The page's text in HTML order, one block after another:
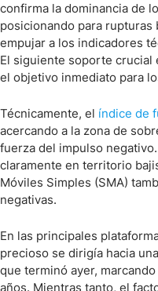
confirma la dominancia de
posicionando para
empujar a los indicadores
El siguiente soporte
el objetivo inmediato para
Técnicamente, el índice de
acercando a la zona de
fuerza del impulso negativo.
claramente en territorio
Móviles Simples (SMA)
negativas.
En las principales
precioso se dirigía hacia
que terminó ayer,
años. Mientras tanto, el